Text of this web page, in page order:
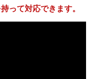
って対応できます。